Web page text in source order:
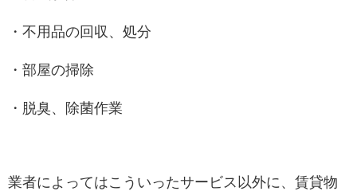
・不用品の回収、処分
・部屋の掃除
・脱臭、除菌作業
業者によってはこういったサービス以外に、賃貸物